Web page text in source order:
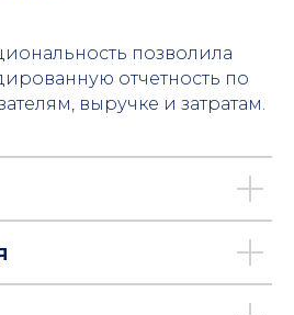
позволила
отчетность по
выручке и затратам.